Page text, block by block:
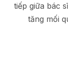
tiếp giữa bác
tăng mối